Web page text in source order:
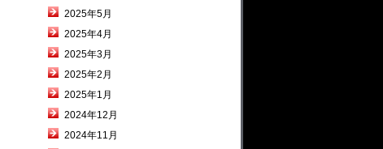
2025年5月
2025年4月
2025年3月
2025年2月
2025年1月
2024年12月
2024年11月